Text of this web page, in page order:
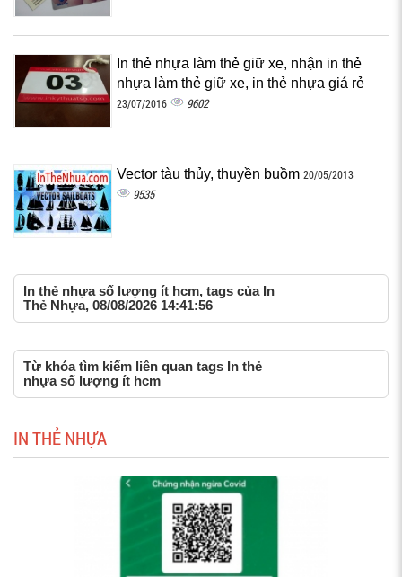
In thẻ nhựa làm thẻ giữ xe, nhận in thẻ
nhựa làm thẻ giữ xe, in thẻ nhựa giá rẻ
23/07/2016 9602
Vector tàu thủy, thuyền buồm 20/05/2013
9535
In thẻ nhựa số lượng ít hcm, tags của In
Thẻ Nhựa, 08/08/2026 14:41:56
Từ khóa tìm kiếm liên quan tags In thẻ
nhựa số lượng ít hcm
IN THẺ NHỰA